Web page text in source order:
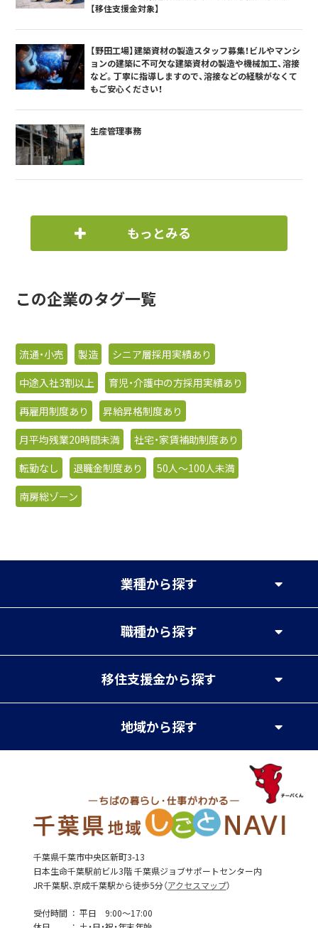
【移住支援金対象】
【野田工場】建築資材の製造スタッフ募集！ビルやマンシ
ョンの建築に不可欠な建築資材の製造や機械加工、溶接
など。丁寧に指導しますので、溶接などの経験がなくて
もご安心ください！
生産管理事務
もっとみる
この企業のタグ一覧
流通・小売 製造
シニア層採用実績あり
中途入社3割以上
育児・介護中の方採用実績あり
再雇用制度あり
昇給昇格制度あり
月平均残業20時間未満
社宅・家賃補助制度あり
転勤なし
退職金制度あり
50人〜100人未満
南房総ゾーン
業種から探す
職種から探す
移住支援金から探す
地域から探す
千葉県千葉市中央区新町3-13
日本生命千葉駅前ビル3階 千葉県ジョブサポートセンター内
JR千葉駅、京成千葉駅から徒歩5分（アクセスマップ）
受付時間
平日 9:00～17:00